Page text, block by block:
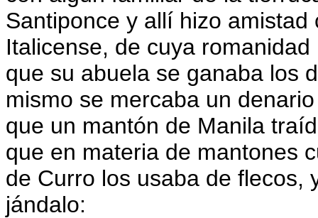
Santiponce y allí hizo
Italicense, de cuya
que su abuela se ganaba los
mismo se mercaba un
que un mantón de Manila
que en materia de mantones
de Curro los usaba de flecos,
jándalo: